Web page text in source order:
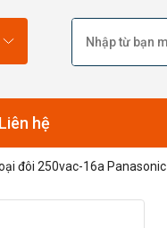
Liên hệ
đôi 250vac-16a Panasonic